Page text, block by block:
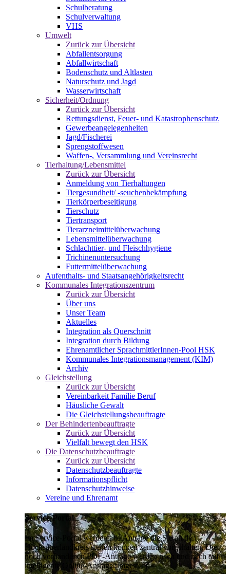
Schulberatung
Schulverwaltung
VHS
Umwelt
Zurück zur Übersicht
Abfallentsorgung
Abfallwirtschaft
Bodenschutz und Altlasten
Naturschutz und Jagd
Wasserwirtschaft
Sicherheit/Ordnung
Zurück zur Übersicht
Rettungsdienst, Feuer- und Katastrophenschutz
Gewerbeangelegenheiten
Jagd/Fischerei
Sprengstoffwesen
Waffen-, Versammlung und Vereinsrecht
Tierhaltung/Lebensmittel
Zurück zur Übersicht
Anmeldung von Tierhaltungen
Tiergesundheit/ -seuchenbekämpfung
Tierkörperbeseitigung
Tierschutz
Tiertransport
Tierarzneimittelüberwachung
Lebensmittelüberwachung
Schlachttier- und Fleischhygiene
Trichinenuntersuchung
Futtermittelüberwachung
Aufenthalts- und Staatsangehörigkeitsrecht
Kommunales Integrationszentrum
Zurück zur Übersicht
Über uns
Unser Team
Aktuelles
Integration als Querschnitt
Integration durch Bildung
Ehrenamtlicher SprachmittlerInnen-Pool HSK
Kommunales Integrationsmanagement (KIM)
Archiv
Gleichstellung
Zurück zur Übersicht
Vereinbarkeit Familie Beruf
Häusliche Gewalt
Die Gleichstellungsbeauftragte
Der Behindertenbeauftragte
Zurück zur Übersicht
Vielfalt bewegt den HSK
Die Datenschutzbeauftragte
Zurück zur Übersicht
Datenschutzbeauftragte
Informationspflicht
Datenschutzhinweise
Vereine und Ehrenamt
Service-Portal
Im Service-Portal werden alle Anträge die Sie an den
Hochsauerlandkreis stellen können zentral vorgehalten. Die
noch vorhandenen PDF-Anträge werden nach und nach auf
intelligente Online-Anträge umgestellt.